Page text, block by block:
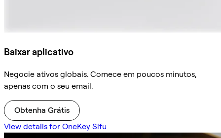
Baixar aplicativo
Negocie ativos globais. Comece em poucos minutos,
apenas com o seu email.
Obtenha Grátis
View details for OneKey Sifu